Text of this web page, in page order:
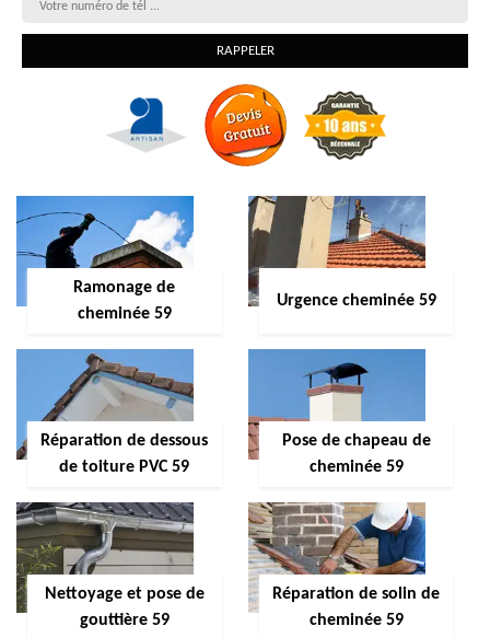
Ramonage de
cheminée 59
Urgence cheminée 59
Réparation de dessous
de toiture PVC 59
Pose de chapeau de
cheminée 59
Nettoyage et pose de
gouttière 59
Réparation de solin de
cheminée 59